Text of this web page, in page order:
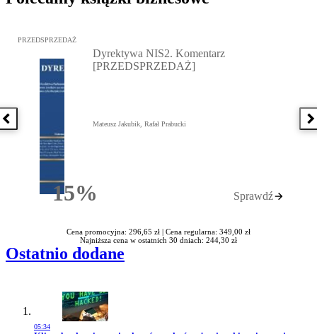
Poprzednia książka
Przejdź do: Dyrektywa NIS2. Komentarz [PRZEDSPRZEDAŻ],
PRZEDSPRZEDAŻ
15%Rabatu
Dyrektywa NIS2. Komentarz
[PRZEDSPRZEDAŻ]
Mateusz Jakubik, Rafał Prabucki
Sprawdź
Cena promocyjna: 296,65 zł | Cena regularna: 349,00 zł
Najniższa cena w ostatnich 30 dniach: 244,30 zł
Ostatnio dodane
05:34